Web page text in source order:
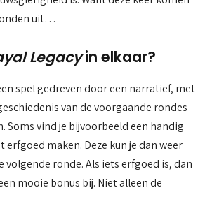
uit…
Legacyin elkaar?
spel gedreven door een narratief, met
van de voorgaande rondes
Soms vind je bijvoorbeeld een handig
erfgoed maken. Deze kun je dan weer
volgende ronde. Als iets erfgoed is, dan
mooie bonus bij. Niet alleen de